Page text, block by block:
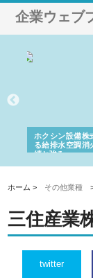
企業ウェブ
ホクシン設備株
る給排水空調消
績と強み
ホーム > その他業種
三住産業
twitter